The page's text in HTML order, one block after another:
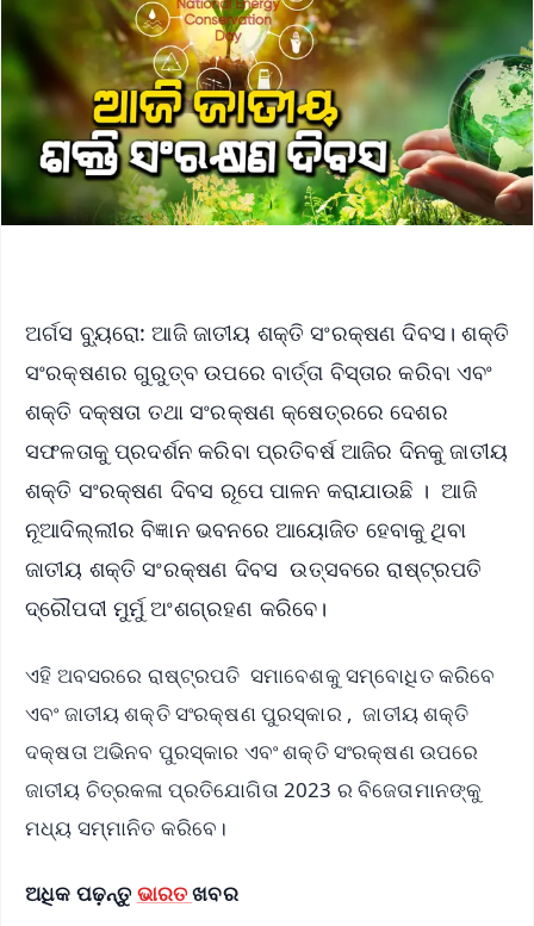
ଅର୍ଗସ ବ୍ୟୁରୋ: ଆଜି ଜାତୀୟ ଶକ୍ତି ସଂରକ୍ଷଣ ଦିବସ। ଶକ୍ତି
ସଂରକ୍ଷଣର ଗୁରୁତ୍ବ ଉପରେ ବାର୍ତ୍ତା ବିସ୍ତାର କରିବା ଏବଂ
ଶକ୍ତି ଦକ୍ଷତା ତଥା ସଂରକ୍ଷଣ କ୍ଷେତ୍ରରେ ଦେଶର
ସଫଳତାକୁ ପ୍ରଦର୍ଶନ କରିବା ପ୍ରତିବର୍ଷ ଆଜିର ଦିନକୁ ଜାତୀୟ
ଶକ୍ତି ସଂରକ୍ଷଣ ଦିବସ ରୂପେ ପାଳନ କରାଯାଉଛି । ଆଜି
ନୂଆଦିଲ୍ଲୀର ବିଜ୍ଞାନ ଭବନରେ ଆୟୋଜିତ ହେବାକୁ ଥିବା
ଜାତୀୟ ଶକ୍ତି ସଂରକ୍ଷଣ ଦିବସ ଉତ୍ସବରେ ରାଷ୍ଟ୍ରପତି
ଦ୍ରୌପଦୀ ମୁର୍ମୁ ଅଂଶଗ୍ରହଣ କରିବେ।
ଏହି ଅବସରରେ ରାଷ୍ଟ୍ରପତି ସମାବେଶକୁ ସମ୍ବୋଧିତ କରିବେ
ଏବଂ ଜାତୀୟ ଶକ୍ତି ସଂରକ୍ଷଣ ପୁରସ୍କାର , ଜାତୀୟ ଶକ୍ତି
ଦକ୍ଷତା ଅଭିନବ ପୁରସ୍କାର ଏବଂ ଶକ୍ତି ସଂରକ୍ଷଣ ଉପରେ
ଜାତୀୟ ଚିତ୍ରକଳା ପ୍ରତିଯୋଗିତା 2023 ର ବିଜେତାମାନଙ୍କୁ
ମଧ୍ୟ ସମ୍ମାନିତ କରିବେ।
ଅଧିକ ପଢ଼ନ୍ତୁ ଭାରତଖବର